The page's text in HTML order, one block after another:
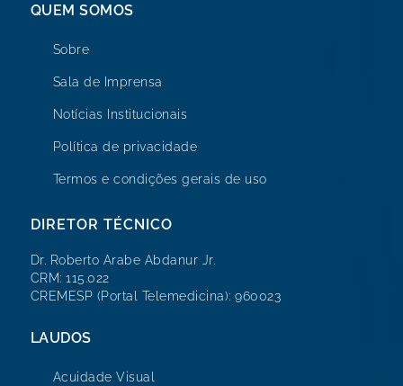
QUEM SOMOS
Sobre
Sala de Imprensa
Notícias Institucionais
Política de privacidade
Termos e condições gerais de uso
DIRETOR TÉCNICO
Dr. Roberto Arabe Abdanur Jr.
CRM: 115.022
CREMESP (Portal Telemedicina): 960023
LAUDOS
Acuidade Visual